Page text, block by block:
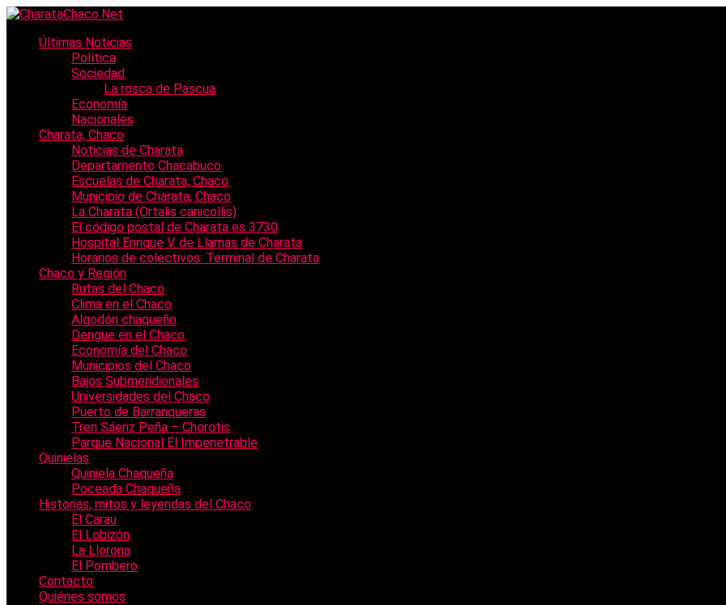
Últimas Noticias
Política
Sociedad
La rosca de Pascua
Economía
Nacionales
Charata, Chaco
Noticias de Charata
Departamento Chacabuco
Escuelas de Charata, Chaco
Municipio de Charata, Chaco
La Charata (Ortalis canicollis)
El código postal de Charata es 3730
Hospital Enrique V. de Llamas de Charata
Horarios de colectivos: Terminal de Charata
Chaco y Región
Rutas del Chaco
Clima en el Chaco
Algodón chaqueño
Dengue en el Chaco
Economía del Chaco
Municipios del Chaco
Bajos Submeridionales
Universidades del Chaco
Puerto de Barranqueras
Tren Sáenz Peña – Chorotis
Parque Nacional El Impenetrable
Quinielas
Quiniela Chaqueña
Poceada Chaqueña
Historias, mitos y leyendas del Chaco
El Carau
El Lobizón
La Llorona
El Pombero
Contacto
Quiénes somos